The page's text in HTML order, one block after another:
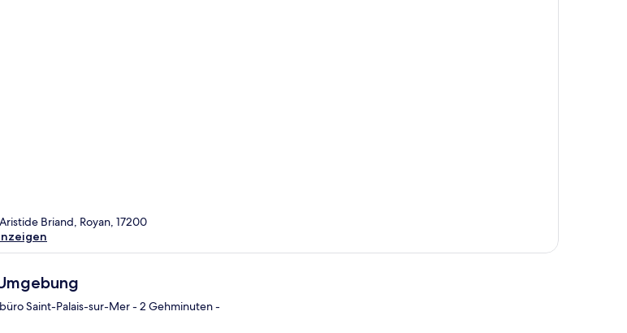
Briand, Royan, 17200
Saint-Palais-sur-Mer- 2 Gehminuten-